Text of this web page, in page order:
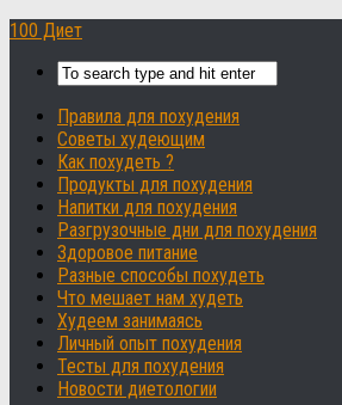
100 Диет
Правила для похудения
Советы худеющим
Как похудеть ?
Продукты для похудения
Напитки для похудения
Разгрузочные дни для похудения
Здоровое питание
Разные способы похудеть
Что мешает нам худеть
Худеем занимаясь
Личный опыт похудения
Тесты для похудения
Новости диетологии